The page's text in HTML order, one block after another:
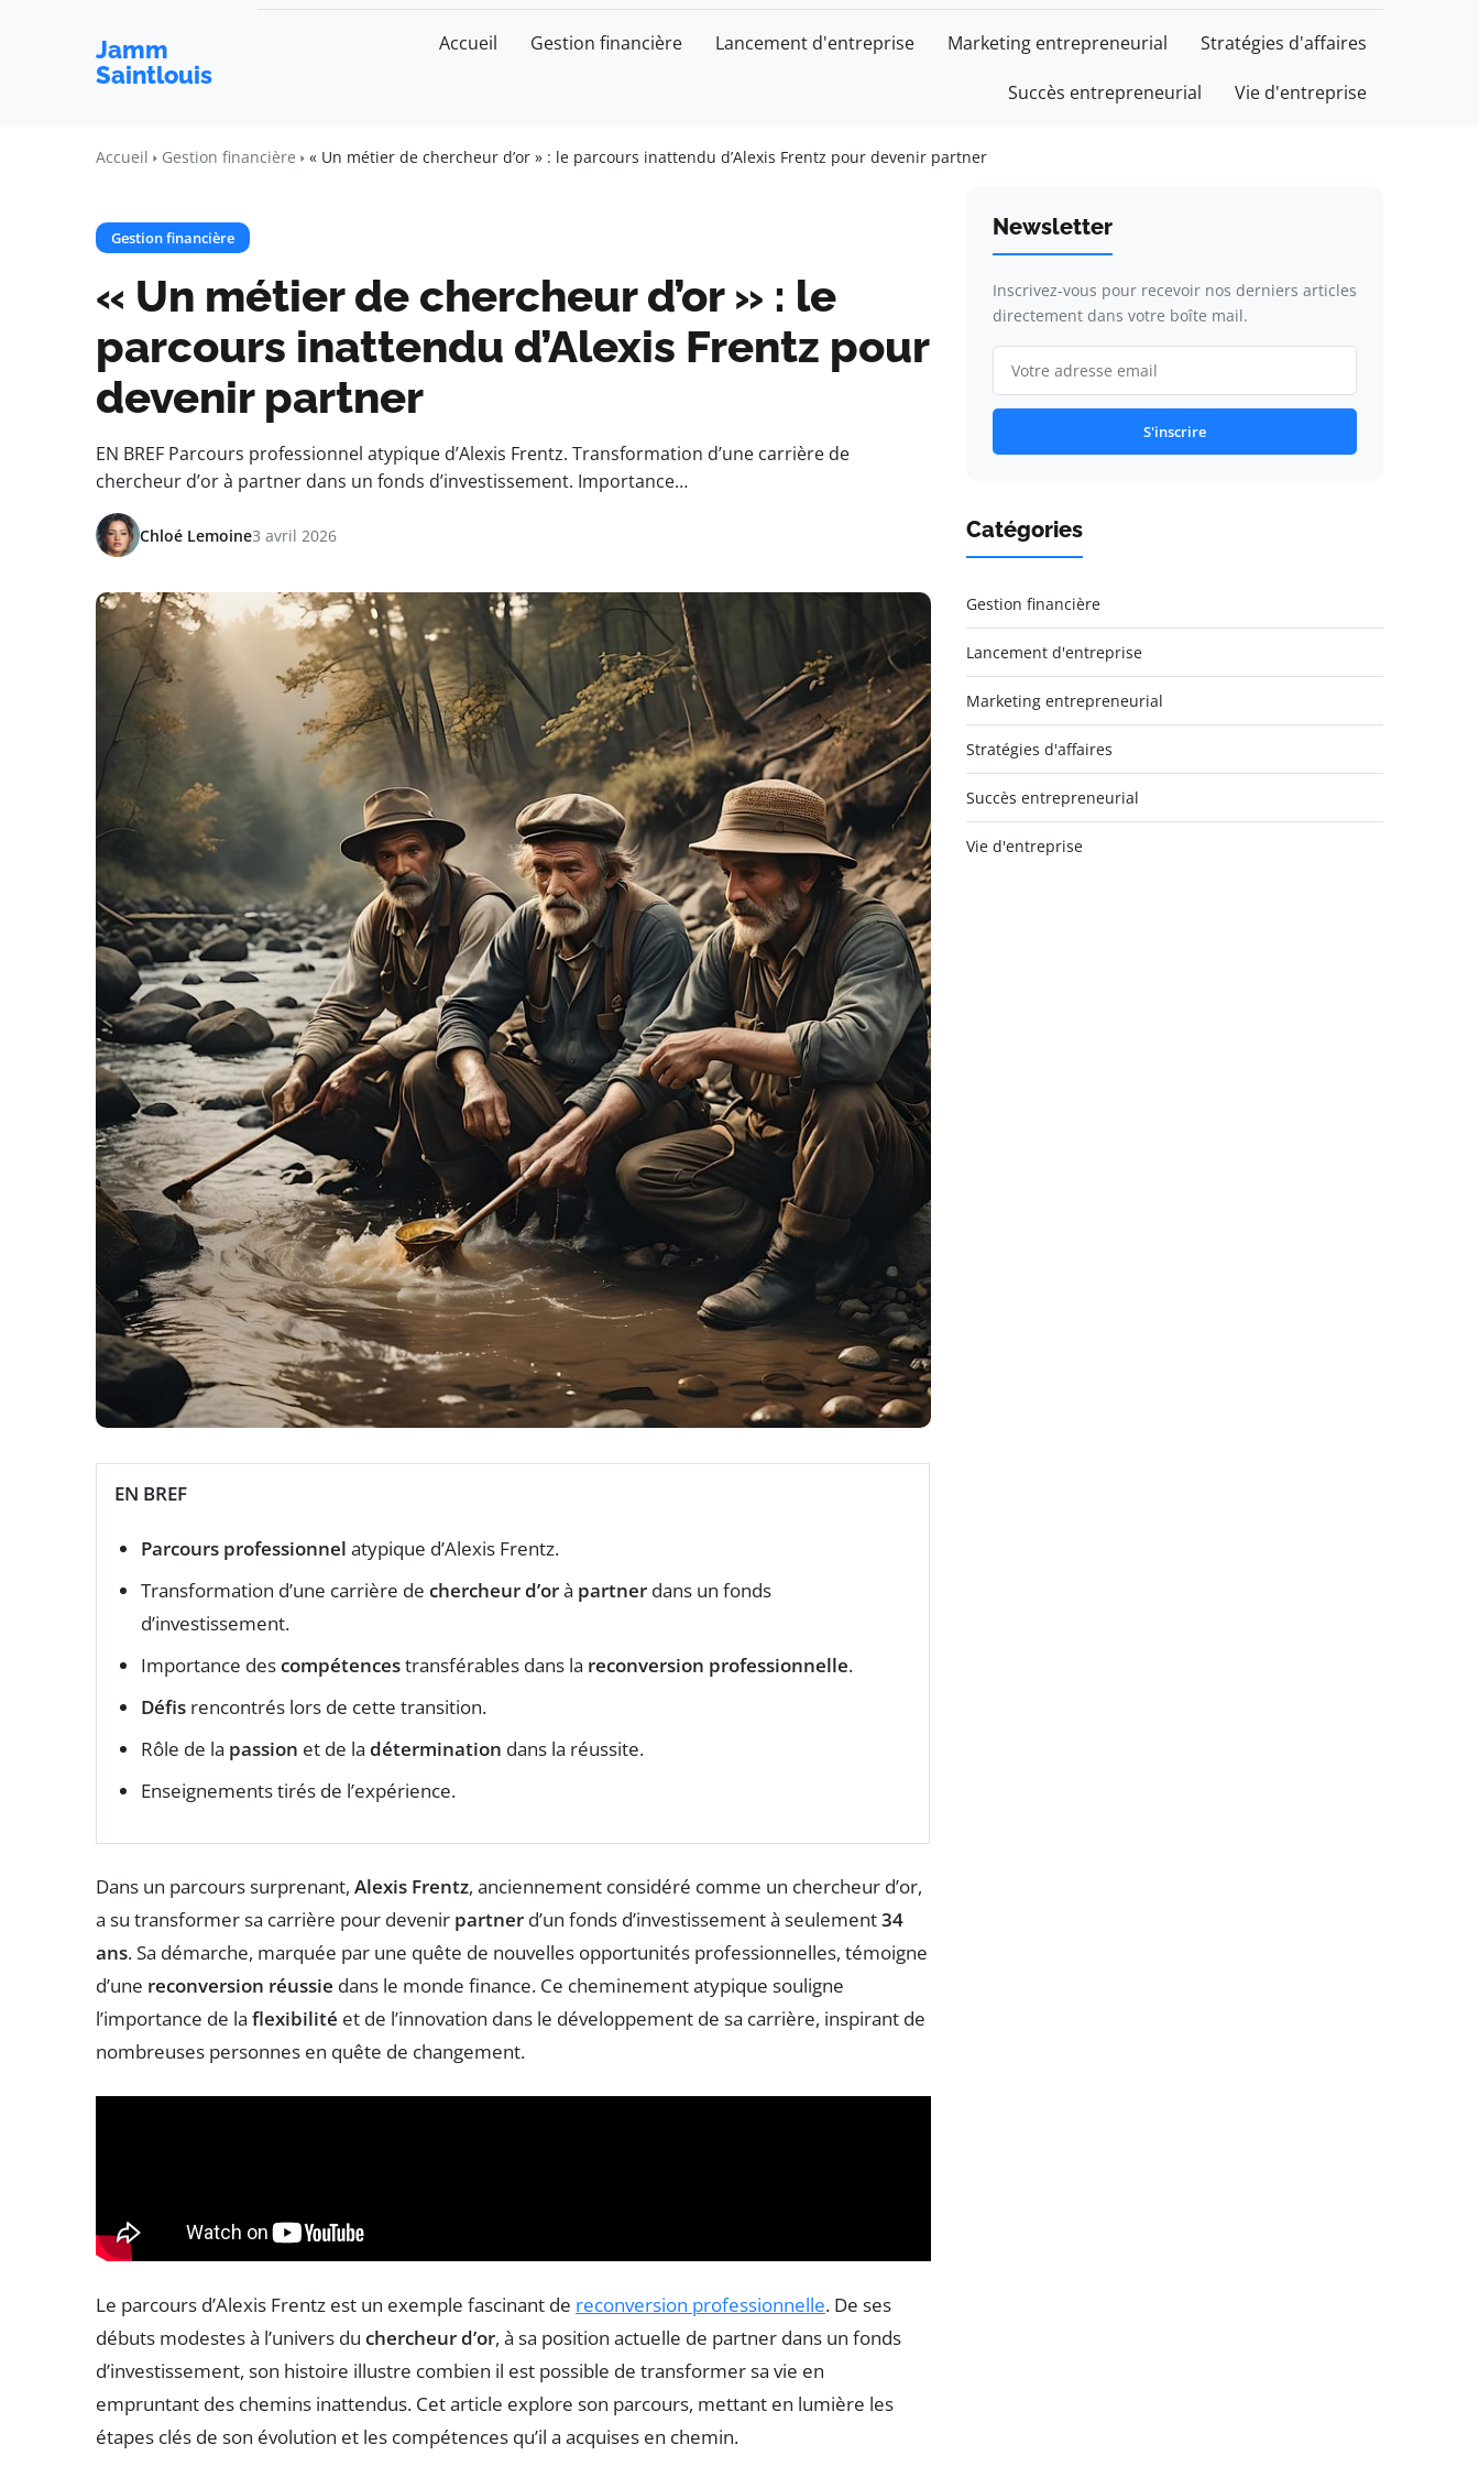
Jamm
Saintlouis
Accueil Gestion financière Lancement d'entreprise Marketing entrepreneurial Stratégies d'affaires
Succès entrepreneurial Vie d'entreprise
Accueil Gestion financière « Un métier de chercheur d’or » : le parcours inattendu d’Alexis Frentz pour devenir partner
Gestion financière
« Un métier de chercheur d’or » : le
parcours inattendu d’Alexis Frentz pour
devenir partner
EN BREF Parcours professionnel atypique d’Alexis Frentz. Transformation d’une carrière de
chercheur d’or à partner dans un fonds d’investissement. Importance…
Chloé Lemoine3 avril 2026
EN BREF
Parcours professionnel atypique d’Alexis Frentz.
Transformation d’une carrière de chercheur d’orà partner dans un fonds
d’investissement.
Importance descompétencestransférables dans la reconversion professionnelle.
Défis rencontrés lors de cette transition.
Rôle de la passion et de la détermination dans la réussite.
Enseignements tirés de l’expérience.
Dans un parcours surprenant, Alexis Frentz, anciennement considéré comme un chercheur d’or,
a su transformer sa carrière pour devenir partner d’un fonds d’investissement à seulement34
ans. Sa démarche, marquée par une quête de nouvelles opportunités professionnelles, témoigne
d’une reconversion réussie dans le monde finance. Ce cheminement atypique souligne
l’importance de la flexibilité et de l’innovation dans le développement de sa carrière, inspirant de
nombreuses personnes en quête de changement.
Le parcours d’Alexis Frentz est un exemple fascinant de reconversion professionnelle. De ses
débuts modestes à l’univers du chercheur d’or, à sa position actuelle de partner dans un fonds
d’investissement, son histoire illustre combien il est possible de transformer sa vie en
empruntant des chemins inattendus. Cet article explore son parcours, mettant en lumière les
étapes clés de son évolution et les compétences qu’il a acquises en chemin.
Newsletter
Inscrivez-vous pour recevoir nos derniers articles
directement dans votre boîte mail.
S'inscrire
Catégories
Gestion financière
Lancement d'entreprise
Marketing entrepreneurial
Stratégies d'affaires
Succès entrepreneurial
Vie d'entreprise